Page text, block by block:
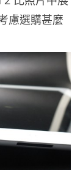
慮選購甚麼